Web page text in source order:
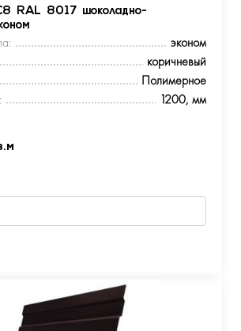
RAL 8017 шоколадно-
эконом
коричневый
Полимерное
1200, мм